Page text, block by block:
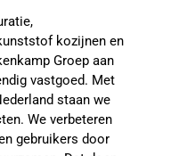
kozijnen en
Groep aan
vastgoed. Met
staan we
We verbeteren
gebruikers door